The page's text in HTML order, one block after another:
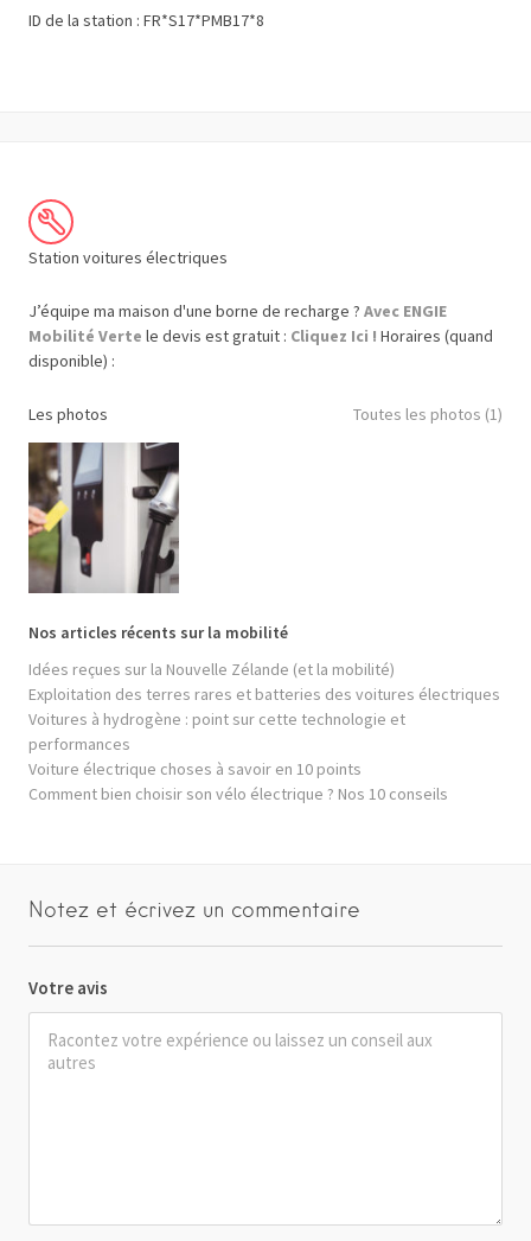
ID de la station : FR*S17*PMB17*8
Station voitures électriques
J’équipe ma maison d'une borne de recharge ? Avec ENGIE
Mobilité Verte le devis est gratuit : Cliquez Ici ! Horaires (quand
disponible) :
Les photos Toutes les photos (1)
Nos articles récents sur la mobilité
Idées reçues sur la Nouvelle Zélande (et la mobilité)
Exploitation des terres rares et batteries des voitures électriques
Voitures à hydrogène : point sur cette technologie et
performances
Voiture électrique choses à savoir en 10 points
Comment bien choisir son vélo électrique ? Nos 10 conseils
Notez et écrivez un commentaire
Votre avis